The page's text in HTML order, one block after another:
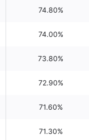
74.80%
74.00%
73.80%
72.90%
71.60%
71.30%